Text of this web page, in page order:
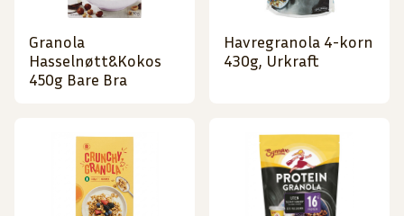
Granola
Hasselnøtt&Kokos
450g Bare Bra
Havregranola 4-korn
430g, Urkraft